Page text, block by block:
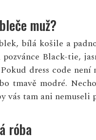
muž?
bílá košile a
Black-tie,
dress code
tmavě modré.
vás tam ani nemuseli
róba